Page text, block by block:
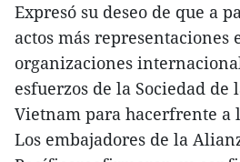
Expresó su deseo de que a
actos más representaciones
organizaciones
esfuerzos de la Sociedad de
Vietnam para hacerfrente a
Los embajadores de la